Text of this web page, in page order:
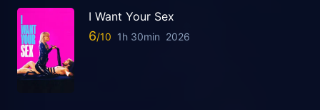
I Want Your Sex
6 1h 30min 2026